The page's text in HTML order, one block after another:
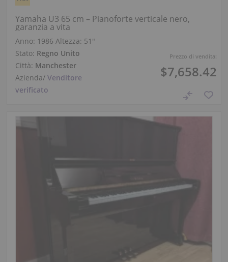
Prezzo di vendita:
$7,658.42
Yamaha U3 65 cm – Pianoforte verticale nero,
garanzia a vita
Anno: 1986 Altezza: 51″
Stato: Regno Unito
Città: Manchester
Azienda/ Venditore
verificato